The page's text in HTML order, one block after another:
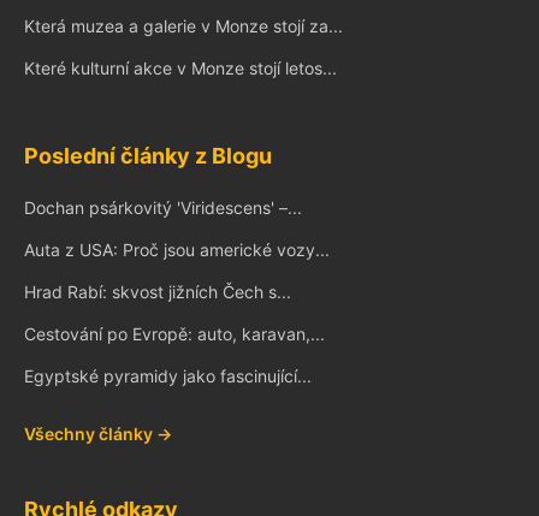
Která muzea a galerie v Monze stojí za...
Které kulturní akce v Monze stojí letos...
Poslední články z Blogu
Dochan psárkovitý 'Viridescens' –...
Auta z USA: Proč jsou americké vozy...
Hrad Rabí: skvost jižních Čech s...
Cestování po Evropě: auto, karavan,...
Egyptské pyramidy jako fascinující...
Všechny články →
Rychlé odkazy